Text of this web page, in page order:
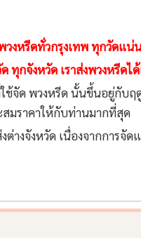
วงหรีดทั่วกรุงเทพ ทุกวัดแน่
ด ทุกจังหวัด เราส่งพวงหรีด
ช้จัด พวงหรีด นั้นขึ้นอยู่กับฤ
สมราคาให้กับท่านมากที่สุด
ต่างจังหวัด เนื่องจากการจั